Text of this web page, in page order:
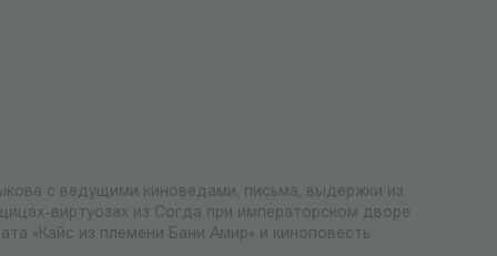
с ведущими киноведами, письма, выдержки из
виртуозах из Согда при императорском дворе
«Кайс из племени Бани Амир» и киноповесть